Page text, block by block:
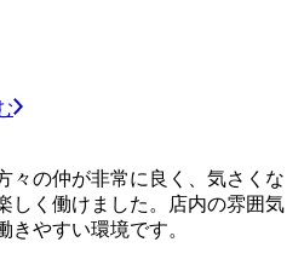
々の仲が非常に良く、気さくな
しく働けました。店内の雰囲気
きやすい環境です。